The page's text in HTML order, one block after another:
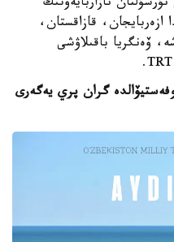
قازاقستان،
ۆەنگريا باقىلاۋشى
گران پري يەگەرى